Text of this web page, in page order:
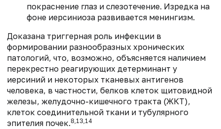
покраснение глаз и слезотечение. Изредка на
фоне иерсиниоза развивается менингизм.
Доказана триггерная роль инфекции в
формировании разнообразных хронических
патологий, что, возможно, объясняется наличием
перекрестно реагирующих детерминант у
иерсиний и некоторых тканевых антигенов
человека, в частности, белков клеток щитовидной
железы, желудочно-кишечного тракта (ЖКТ),
клеток соединительной ткани и тубулярного
эпителия почек.8,13,14